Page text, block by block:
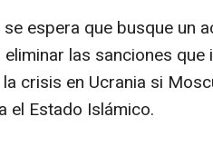
espera que busque un
las sanciones
crisis en Ucrania si
el Estado Islámico.